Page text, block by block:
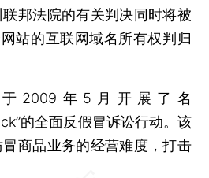
法院的有关判决同时将被
站的互联网域名所有权判归
年5月开展了名
的全面反假冒诉讼行动。该
商品业务的经营难度，打击